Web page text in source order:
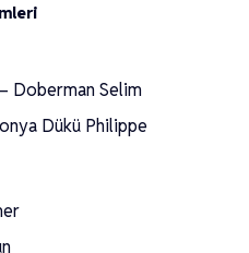
Doberman Selim
Dükü Philippe